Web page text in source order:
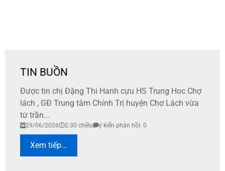
TIN BUỒN
Được tin chị Đặng Thi Hanh cựu HS Trung Hoc Chợ
lách , GĐ Trung tâm Chính Trị huyện Chợ Lách vừa
từ trần...
29/06/2026 2:30 chiều ý kiến phản hồi: 0
Xem tiếp...